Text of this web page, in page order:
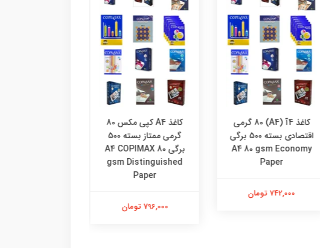
کاغذ 4آ (A4) 80 گرمی
اقتصادی بسته 500 برگی
A4 80 gsm Economy
Paper
742,000 تومان
کاغذ A4 کپی مکس 80
گرمی ممتاز بسته 500
برگی A4 COPIMAX 80
gsm Distinguished
Paper
796,000 تومان